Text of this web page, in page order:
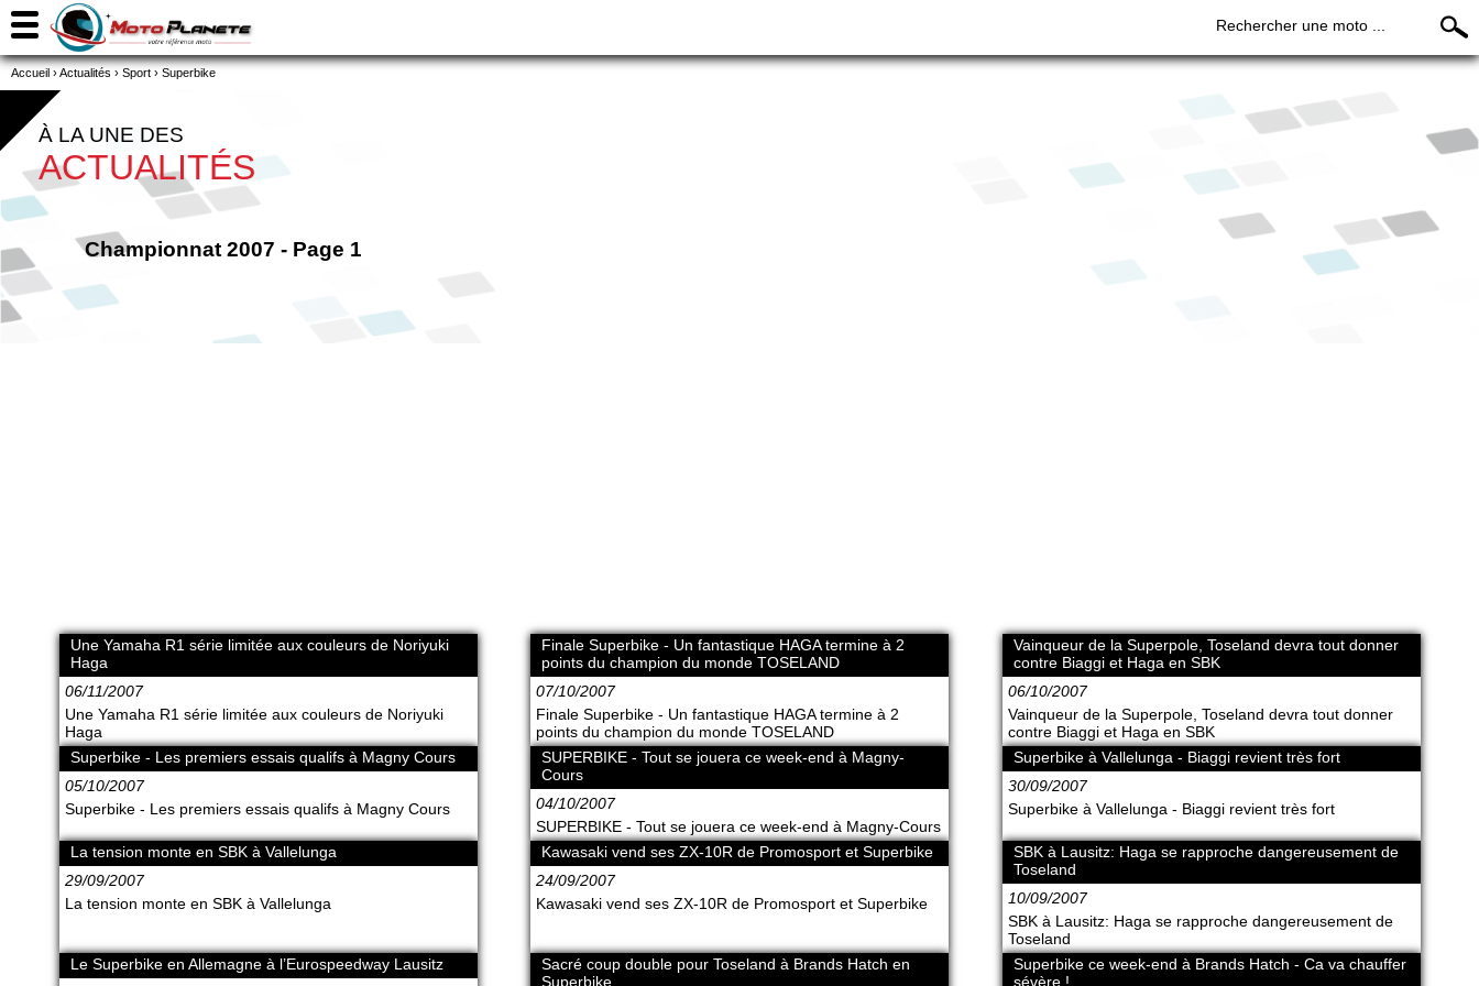
Rechercher une moto ...
Accueil ›Actualités › Sport › Superbike
À LA UNE DES
ACTUALITÉS
Championnat 2007 - Page 1
Une Yamaha R1 série limitée aux couleurs de Noriyuki
Haga
06/11/2007
Une Yamaha R1 série limitée aux couleurs de Noriyuki
Haga
Finale Superbike - Un fantastique HAGA termine à 2
points du champion du monde TOSELAND
07/10/2007
Finale Superbike - Un fantastique HAGA termine à 2
points du champion du monde TOSELAND
Vainqueur de la Superpole, Toseland devra tout donner
contre Biaggi et Haga en SBK
06/10/2007
Vainqueur de la Superpole, Toseland devra tout donner
contre Biaggi et Haga en SBK
Superbike - Les premiers essais qualifs à Magny Cours
05/10/2007
Superbike - Les premiers essais qualifs à Magny Cours
SUPERBIKE - Tout se jouera ce week-end à Magny-
Cours
04/10/2007
SUPERBIKE - Tout se jouera ce week-end à Magny-Cours
Superbike à Vallelunga - Biaggi revient très fort
30/09/2007
Superbike à Vallelunga - Biaggi revient très fort
La tension monte en SBK à Vallelunga
29/09/2007
La tension monte en SBK à Vallelunga
Kawasaki vend ses ZX-10R de Promosport et Superbike
24/09/2007
Kawasaki vend ses ZX-10R de Promosport et Superbike
SBK à Lausitz: Haga se rapproche dangereusement de
Toseland
10/09/2007
SBK à Lausitz: Haga se rapproche dangereusement de
Toseland
Le Superbike en Allemagne à l’Eurospeedway Lausitz
Sacré coup double pour Toseland à Brands Hatch en
Superbike
Superbike ce week-end à Brands Hatch - Ca va chauffer
sévère !